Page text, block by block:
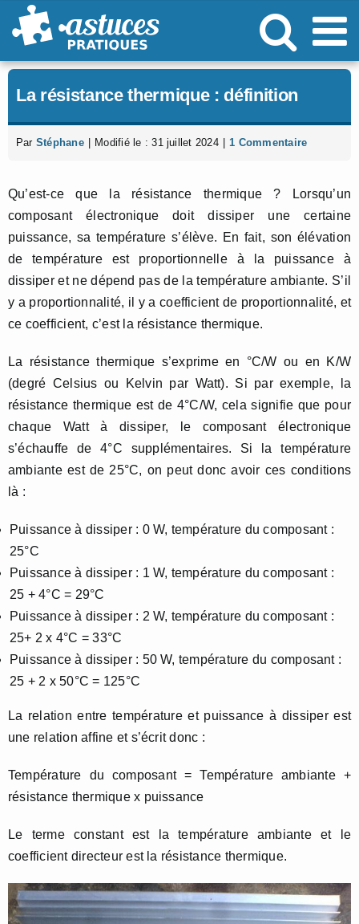
Passer
au
La résistance thermique : définition
Par Stéphane Modifié le : 31 juillet 2024 1 Commentaire
Qu’est-ce que la résistance thermique ? Lorsqu’un
composant électronique doit dissiper une certaine
puissance, sa température s’élève. En fait, son élévation
de température est proportionnelle à la puissance à
dissiper et ne dépend pas de la température ambiante. S’il
y a proportionnalité, il y a coefficient de proportionnalité, et
ce coefficient, c’est la résistance thermique.
La résistance thermique s’exprime en °C/W ou en K/W
(degré Celsius ou Kelvin par Watt). Si par exemple, la
résistance thermique est de 4°C/W, cela signifie que pour
chaque Watt à dissiper, le composant électronique
s’échauffe de 4°C supplémentaires. Si la température
ambiante est de 25°C, on peut donc avoir ces conditions
là :
Puissance à dissiper : 0 W, température du composant :
25°C
Puissance à dissiper : 1 W, température du composant :
25 + 4°C = 29°C
Puissance à dissiper : 2 W, température du composant :
25+ 2 x 4°C = 33°C
Puissance à dissiper : 50 W, température du composant :
25 + 2 x 50°C = 125°C
La relation entre température et puissance à dissiper est
une relation affine et s’écrit donc :
Température du composant = Température ambiante +
résistance thermique x puissance
Le terme constant est la température ambiante et le
coefficient directeur est la résistance thermique.